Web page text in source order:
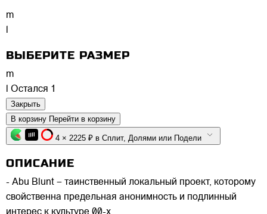
m
l
ВЫБЕРИТЕ РАЗМЕР
m
Остался 1
Закрыть
В корзину Перейти в корзину
4 × 2225 ₽ в Сплит, Долями или Подели
ОПИСАНИЕ
- Abu Blunt – таинственный локальный проект, которому
свойственна предельная анонимность и подлинный
интерес к культуре 00-х